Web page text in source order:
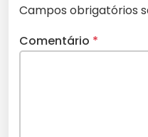
Campos obrigatórios
Comentário *